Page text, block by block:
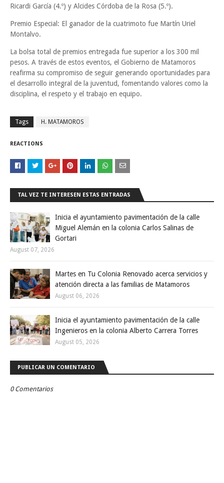
Ricardi García (4.º) y Alcides Córdoba de la Rosa (5.º).
Premio Especial: El ganador de la cuatrimoto fue Martín Uriel
Montalvo.
La bolsa total de premios entregada fue superior a los 300 mil
pesos. A través de estos eventos, el Gobierno de Matamoros
reafirma su compromiso de seguir generando oportunidades para
el desarrollo integral de la juventud, fomentando valores como la
disciplina, el respeto y el trabajo en equipo.
Tags H. MATAMOROS
REACTIONS
TAL VEZ TE INTERESEN ESTAS ENTRADAS
Inicia el ayuntamiento pavimentación de la calle
Miguel Alemán en la colonia Carlos Salinas de
Gortari
August 07, 2026
Martes en Tu Colonia Renovado acerca servicios y
atención directa a las familias de Matamoros
August 06, 2026
Inicia el ayuntamiento pavimentación de la calle
Ingenieros en la colonia Alberto Carrera Torres
August 05, 2026
PUBLICAR UN COMENTARIO
0 Comentarios